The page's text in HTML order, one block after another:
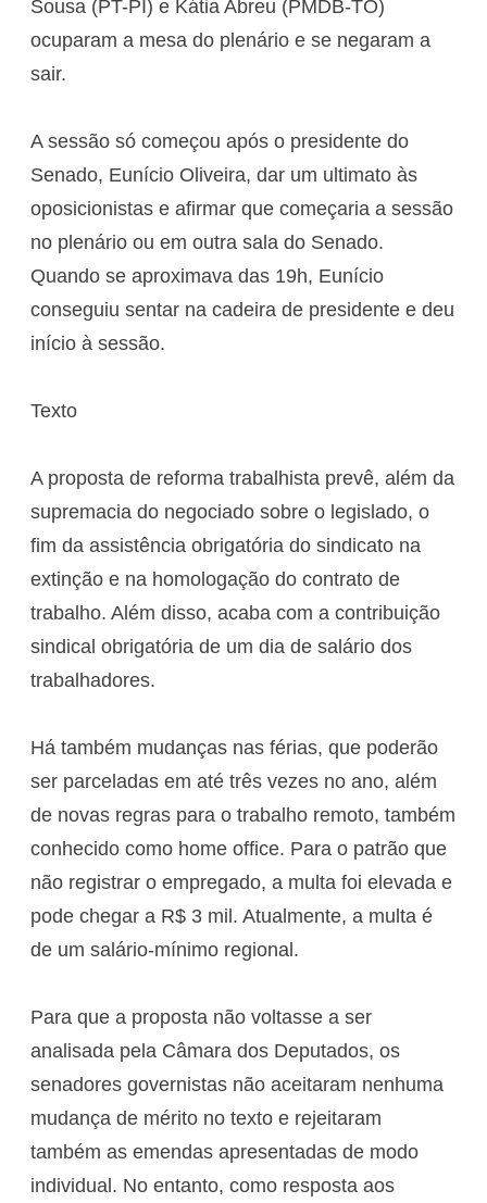
Sousa (PT-PI) e Kátia Abreu (PMDB-TO)
ocuparam a mesa do plenário e se negaram a
sair.
A sessão só começou após o presidente do
Senado, Eunício Oliveira, dar um ultimato às
oposicionistas e afirmar que começaria a sessão
no plenário ou em outra sala do Senado.
Quando se aproximava das 19h, Eunício
conseguiu sentar na cadeira de presidente e deu
início à sessão.
Texto
A proposta de reforma trabalhista prevê, além da
supremacia do negociado sobre o legislado, o
fim da assistência obrigatória do sindicato na
extinção e na homologação do contrato de
trabalho. Além disso, acaba com a contribuição
sindical obrigatória de um dia de salário dos
trabalhadores.
Há também mudanças nas férias, que poderão
ser parceladas em até três vezes no ano, além
de novas regras para o trabalho remoto, também
conhecido como home office. Para o patrão que
não registrar o empregado, a multa foi elevada e
pode chegar a R$ 3 mil. Atualmente, a multa é
de um salário-mínimo regional.
Para que a proposta não voltasse a ser
analisada pela Câmara dos Deputados, os
senadores governistas não aceitaram nenhuma
mudança de mérito no texto e rejeitaram
também as emendas apresentadas de modo
individual. No entanto, como resposta aos